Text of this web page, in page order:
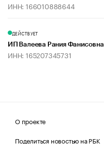
ИНН: 166010888644
ДЕЙСТВУЕТ
ИП Валеева Рания Фанисовна
ИНН: 165207345731
О проекте
Поделиться новостью на РБК